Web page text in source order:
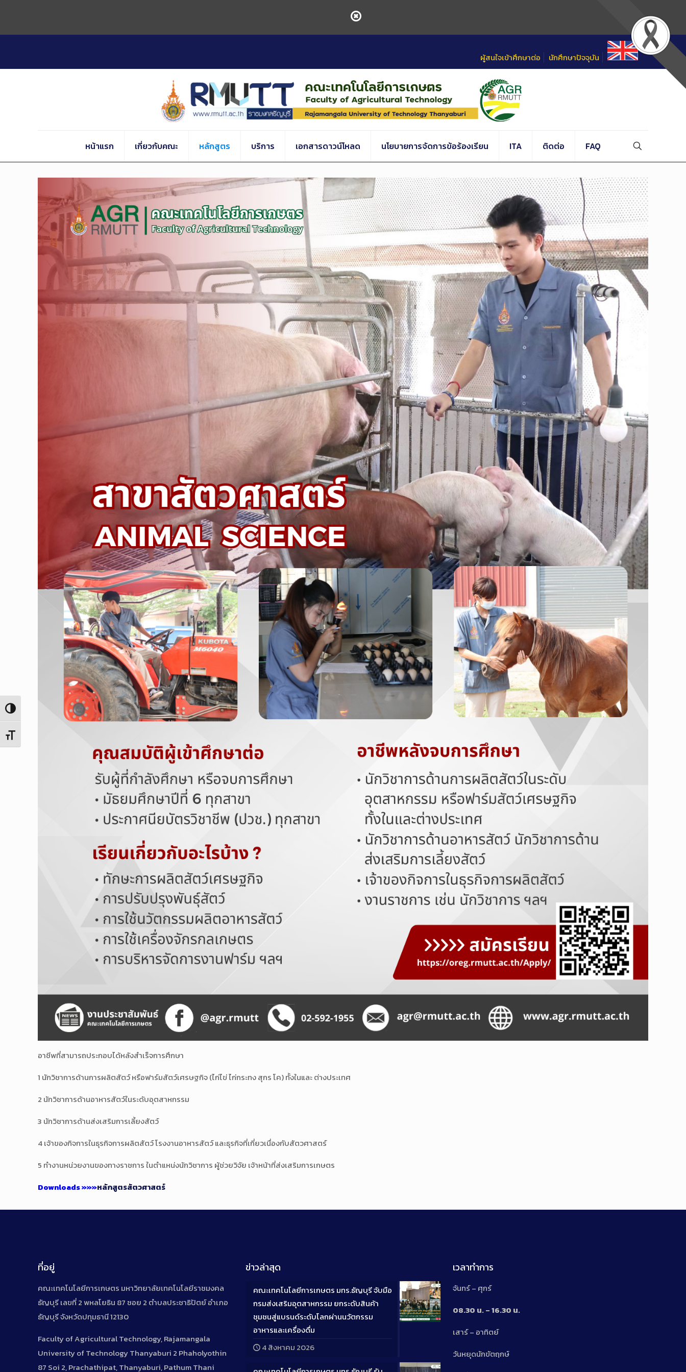
Content
Toggle High Contrast
Toggle Font size
ผู้สนใจเข้าศึกษาต่อ นักศึกษาปัจจุบัน
หน้าแรก เกี่ยวกับคณะ หลักสูตร บริการ เอกสารดาวน์โหลด นโยบายการจัดการข้อร้องเรียน ITA ติดต่อ FAQ
อาชีพที่สามารถประกอบได้หลังสำเร็จการศึกษา
1 นักวิชาการด้านการผลิตสัตว์ หรือฟาร์มสัตว์เศรษฐกิจ (ไก่ไข่ ไก่กระทง สุกร โค) ทั้งในและ ต่างประเทศ
2 นักวิชาการด้านอาหารสัตว์ในระดับอุตสาหกรรม
3 นักวิชาการด้านส่งเสริมการเลี้ยงสัตว์
4 เจ้าของกิจการในธุรกิจการผลิตสัตว์ โรงงานอาหารสัตว์ และธุรกิจที่เกี่ยวเนื่องกับสัตวศาสตร์
5 ทำงานหน่วยงานของทางราชการ ในตำแหน่งนักวิชาการ ผู้ช่วยวิจัย เจ้าหน้าที่ส่งเสริมการเกษตร
Downloads»»»หลักสูตรสัตวศาสตร์
ที่อยู่
คณะเทคโนโลยีการเกษตร มหาวิทยาลัยเทคโนโลยีราชมงคล
ธัญบุรี เลขที่ 2 พหลโยธิน 87 ซอย 2 ตำบลประชาธิปัตย์ อำเภอ
ธัญบุรี จังหวัดปทุมธานี 12130
Faculty of Agricultural Technology, Rajamangala
University of Technology Thanyaburi 2 Phaholyothin
87 Soi 2, Prachathipat, Thanyaburi, Pathum Thani
ข่าวล่าสุด
Long
Description
คณะเทคโนโลยีการเกษตร มทร.ธัญบุรี จับมือ
กรมส่งเสริมอุตสาหกรรม ยกระดับสินค้า
ชุมชนสู่แบรนด์ระดับโลกผ่านนวัตกรรม
อาหารและเครื่องดื่ม
4 สิงหาคม 2026
เวลาทำการ
จันทร์ – ศุกร์
08.30 น. – 16.30 น.
เสาร์ – อาทิตย์
วันหยุดนักขัตฤกษ์